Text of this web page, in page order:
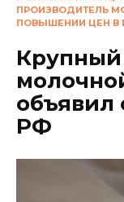
ПРОИЗВОДИТЕЛЬ
ПОВЫШЕНИИ ЦЕН В
Крупный
РФ